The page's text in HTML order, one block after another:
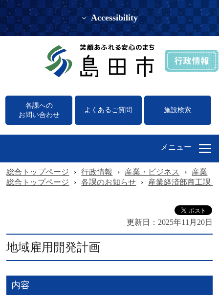
Accessibility
各課への
お問い合わせ
よくあるご質問 施設検索
メニュー
総合トップページ › 行政情報 › 産業・ビジネス › 産業
総合トップページ
› 各課のお知らせ › 産業経済部商工課
更新日： 2025年11月20日
地域雇用開発計画
内容